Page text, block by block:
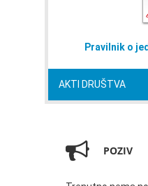
AKTI DRUŠTVA
Pravilnik o
POZIV